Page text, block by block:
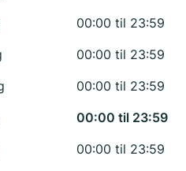
00:00 til 23:59
00:00 til 23:59
00:00 til 23:59
00:00 til 23:59
00:00 til 23:59